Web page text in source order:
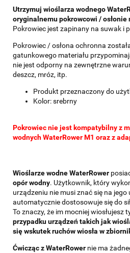
Utrzymuj wioślarza wodnego
oryginalnemu pokrowcowi / osłonie
Pokrowiec jest zapinany na suwak i
Pokrowiec / osłona ochronna
gatunkowego materiału
nie jest odporny na zewnętrzne
deszcz, mróz, itp.
Produkt przeznaczony do
Kolor: srebrny
Pokrowiec nie jest kompatybilny z
wodnych WaterRower M1 oraz z
Wioślarze wodne WaterRower
opór wodny. Użytkownik, który
urządzeniu nie musi znać się na
automatycznie dostosowuje się do
To znaczy, że im mocniej wiosłujesz
przypadku urządzeń takich jak
się wskutek ruchów wiosła w
Ćwicząc z WaterRower nie ma